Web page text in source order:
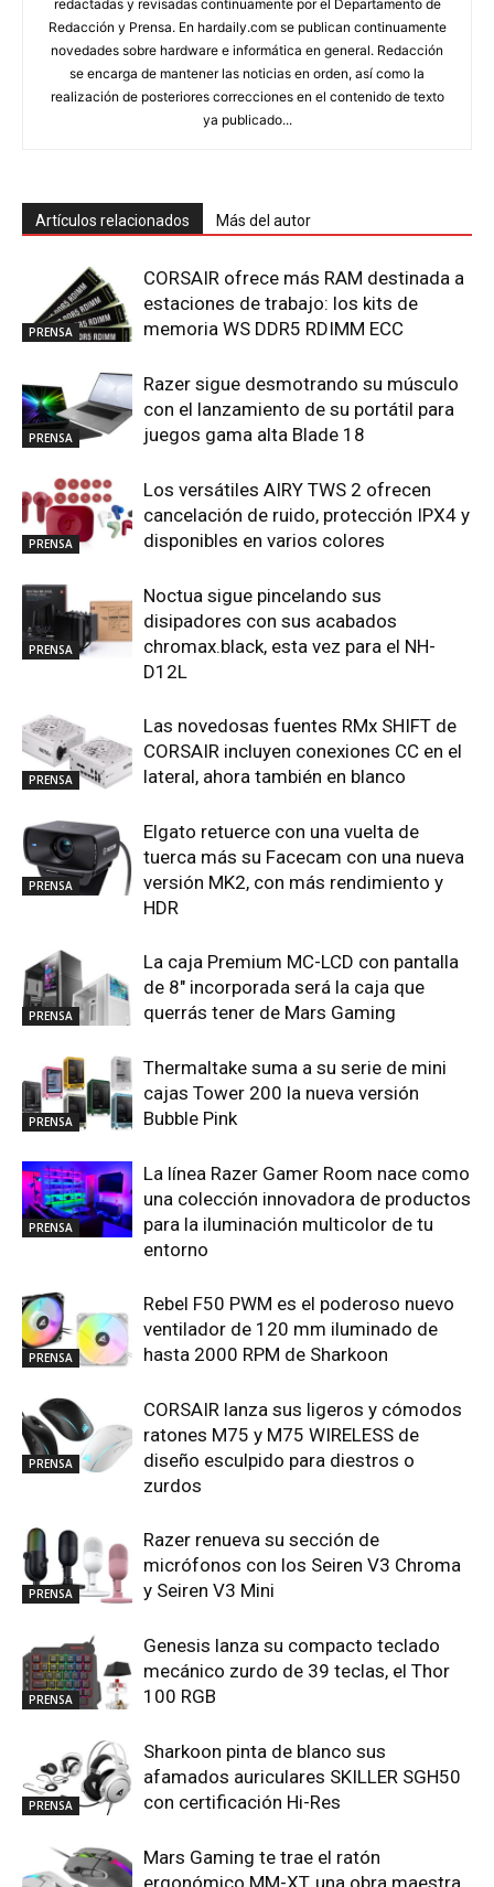
redactadas y revisadas continuamente por el Departamento de
Redacción y Prensa. En hardaily.com se publican continuamente
novedades sobre hardware e informática en general. Redacción
se encarga de mantener las noticias en orden, así como la
realización de posteriores correcciones en el contenido de texto
ya publicado...
Artículos relacionados Más del autor
PRENSA
CORSAIR ofrece más RAM destinada a
estaciones de trabajo: los kits de
memoria WS DDR5 RDIMM ECC
PRENSA
Razer sigue desmotrando su músculo
con el lanzamiento de su portátil para
juegos gama alta Blade 18
PRENSA
Los versátiles AIRY TWS 2 ofrecen
cancelación de ruido, protección IPX4 y
disponibles en varios colores
PRENSA
Noctua sigue pincelando sus
disipadores con sus acabados
chromax.black, esta vez para el NH-
D12L
PRENSA
Las novedosas fuentes RMx SHIFT de
CORSAIR incluyen conexiones CC en el
lateral, ahora también en blanco
PRENSA
Elgato retuerce con una vuelta de
tuerca más su Facecam con una nueva
versión MK2, con más rendimiento y
HDR
PRENSA
La caja Premium MC-LCD con pantalla
de 8″ incorporada será la caja que
querrás tener de Mars Gaming
PRENSA
Thermaltake suma a su serie de mini
cajas Tower 200 la nueva versión
Bubble Pink
PRENSA
La línea Razer Gamer Room nace como
una colección innovadora de productos
para la iluminación multicolor de tu
entorno
PRENSA
Rebel F50 PWM es el poderoso nuevo
ventilador de 120 mm iluminado de
hasta 2000 RPM de Sharkoon
PRENSA
CORSAIR lanza sus ligeros y cómodos
ratones M75 y M75 WIRELESS de
diseño esculpido para diestros o
zurdos
PRENSA
Razer renueva su sección de
micrófonos con los Seiren V3 Chroma
y Seiren V3 Mini
PRENSA
Genesis lanza su compacto teclado
mecánico zurdo de 39 teclas, el Thor
100 RGB
PRENSA
Sharkoon pinta de blanco sus
afamados auriculares SKILLER SGH50
con certificación Hi-Res
Mars Gaming te trae el ratón
ergonómico MM-XT, una obra maestra